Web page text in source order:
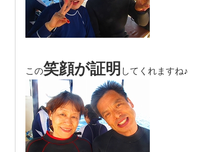
この笑顔が証明 してくれますね♪